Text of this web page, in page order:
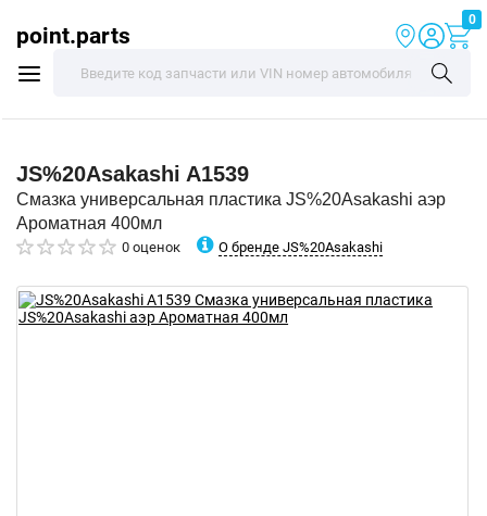
point.parts
0
JS%20Asakashi A1539
Смазка универсальная пластика JS%20Asakashi аэр
Ароматная 400мл
0 оценок О бренде JS%20Asakashi